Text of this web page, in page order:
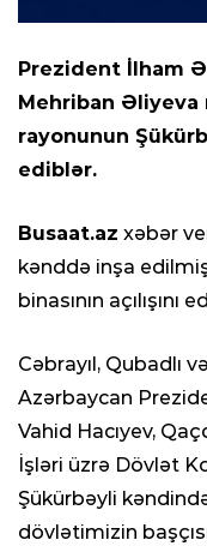
Prezident İlham
Mehriban Əliyeva
rayonunun
ediblər.
Busaat.az xəbər
kənddə inşa
binasının açılışını
Cəbrayıl, Qubadlı
Azərbaycan
Vahid Hacıyev,
İşləri üzrə Dövlət
Şükürbəyli
dövlətimizin